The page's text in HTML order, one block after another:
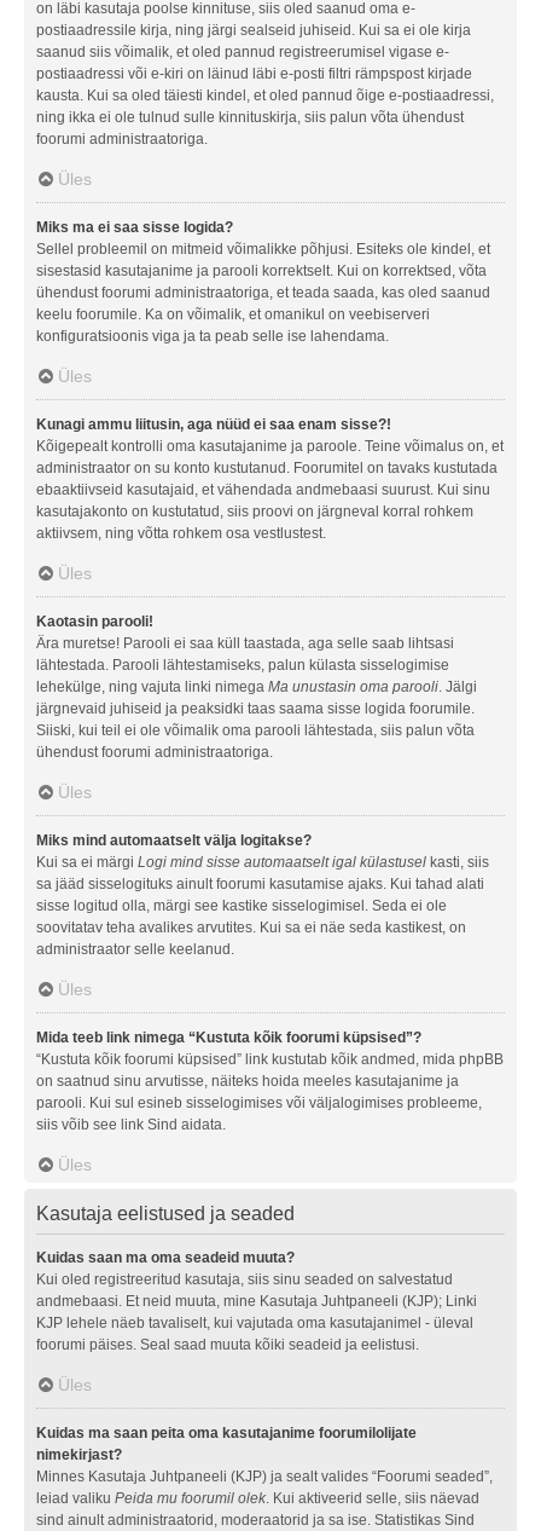
on läbi kasutaja poolse kinnituse, siis oled saanud oma e-
postiaadressile kirja, ning järgi sealseid juhiseid. Kui sa ei ole kirja
saanud siis võimalik, et oled pannud registreerumisel vigase e-
postiaadressi või e-kiri on läinud läbi e-posti filtri rämpspost kirjade
kausta. Kui sa oled täiesti kindel, et oled pannud õige e-postiaadressi,
ning ikka ei ole tulnud sulle kinnituskirja, siis palun võta ühendust
foorumi administraatoriga.
Üles
Miks ma ei saa sisse logida?
Sellel probleemil on mitmeid võimalikke põhjusi. Esiteks ole kindel, et
sisestasid kasutajanime ja parooli korrektselt. Kui on korrektsed, võta
ühendust foorumi administraatoriga, et teada saada, kas oled saanud
keelu foorumile. Ka on võimalik, et omanikul on veebiserveri
konfiguratsioonis viga ja ta peab selle ise lahendama.
Üles
Kunagi ammu liitusin, aga nüüd ei saa enam sisse?!
Kõigepealt kontrolli oma kasutajanime ja paroole. Teine võimalus on, et
administraator on su konto kustutanud. Foorumitel on tavaks kustutada
ebaaktiivseid kasutajaid, et vähendada andmebaasi suurust. Kui sinu
kasutajakonto on kustutatud, siis proovi on järgneval korral rohkem
aktiivsem, ning võtta rohkem osa vestlustest.
Üles
Kaotasin parooli!
Ära muretse! Parooli ei saa küll taastada, aga selle saab lihtsasi
lähtestada. Parooli lähtestamiseks, palun külasta sisselogimise
lehekülge, ning vajuta linki nimega Ma unustasin oma parooli. Jälgi
järgnevaid juhiseid ja peaksidki taas saama sisse logida foorumile.
Siiski, kui teil ei ole võimalik oma parooli lähtestada, siis palun võta
ühendust foorumi administraatoriga.
Üles
Miks mind automaatselt välja logitakse?
Kui sa ei märgi Logi mind sisse automaatselt igal külastusel kasti, siis
sa jääd sisselogituks ainult foorumi kasutamise ajaks. Kui tahad alati
sisse logitud olla, märgi see kastike sisselogimisel. Seda ei ole
soovitatav teha avalikes arvutites. Kui sa ei näe seda kastikest, on
administraator selle keelanud.
Üles
Mida teeb link nimega “Kustuta kõik foorumi küpsised”?
“Kustuta kõik foorumi küpsised” link kustutab kõik andmed, mida phpBB
on saatnud sinu arvutisse, näiteks hoida meeles kasutajanime ja
parooli. Kui sul esineb sisselogimises või väljalogimises probleeme,
siis võib see link Sind aidata.
Üles
Kasutaja eelistused ja seaded
Kuidas saan ma oma seadeid muuta?
Kui oled registreeritud kasutaja, siis sinu seaded on salvestatud
andmebaasi. Et neid muuta, mine Kasutaja Juhtpaneeli (KJP); Linki
KJP lehele näeb tavaliselt, kui vajutada oma kasutajanimel - üleval
foorumi päises. Seal saad muuta kõiki seadeid ja eelistusi.
Üles
Kuidas ma saan peita oma kasutajanime foorumilolijate
nimekirjast?
Minnes Kasutaja Juhtpaneeli (KJP) ja sealt valides “Foorumi seaded”,
leiad valiku Peida mu foorumil olek. Kui aktiveerid selle, siis näevad
sind ainult administraatorid, moderaatorid ja sa ise. Statistikas Sind